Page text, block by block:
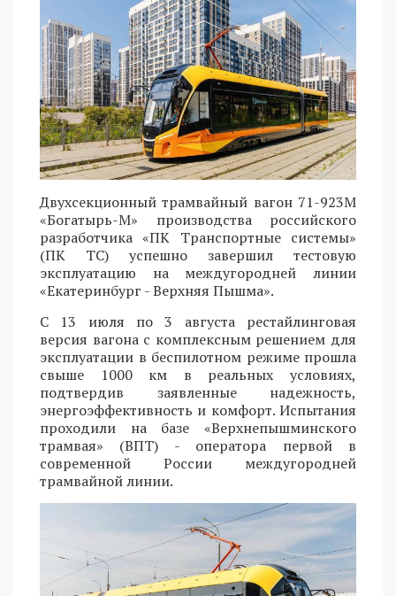
Двухсекционный трамвайный вагон 71-923М
«Богатырь-М» производства российского
разработчика «ПК Транспортные системы»
(ПК ТС) успешно завершил тестовую
эксплуатацию на междугородней линии
«Екатеринбург - Верхняя Пышма».
С 13 июля по 3 августа рестайлинговая
версия вагона с комплексным решением для
эксплуатации в беспилотном режиме прошла
свыше 1000 км в реальных условиях,
подтвердив заявленные надежность,
энергоэффективность и комфорт. Испытания
проходили на базе «Верхнепышминского
трамвая» (ВПТ) - оператора первой в
современной России междугородней
трамвайной линии.